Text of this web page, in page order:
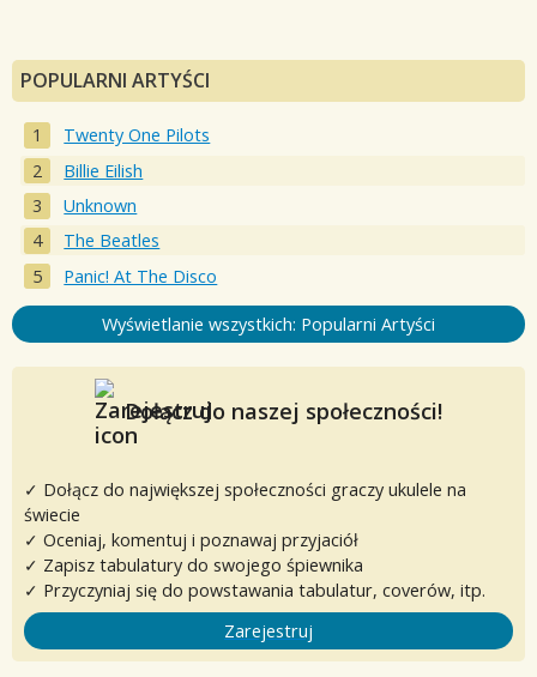
POPULARNI ARTYŚCI
Twenty One Pilots
Billie Eilish
Unknown
The Beatles
Panic! At The Disco
Wyświetlanie wszystkich: Popularni Artyści
Dołącz do naszej społeczności!
✓ Dołącz do największej społeczności graczy ukulele na
świecie
✓ Oceniaj, komentuj i poznawaj przyjaciół
✓ Zapisz tabulatury do swojego śpiewnika
✓ Przyczyniaj się do powstawania tabulatur, coverów, itp.
Zarejestruj